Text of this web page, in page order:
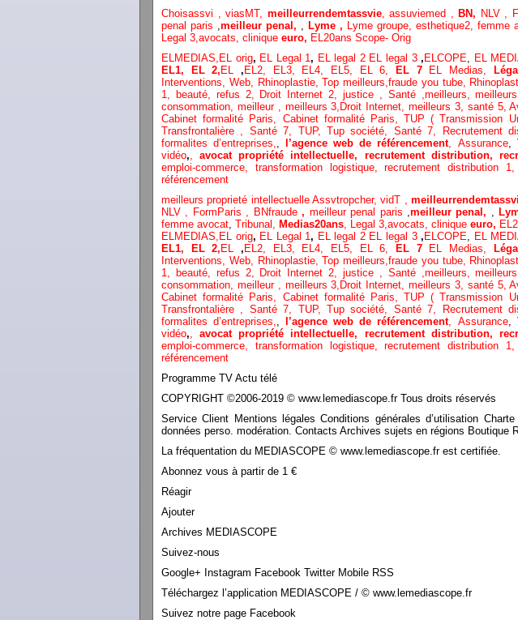
Choisassvi ,viasMT, meilleurrendemtassvie,assuviemed , BN, NLV ,
penal paris ,meilleur penal, , Lyme , Lyme groupe, esthetique2, femme
Legal 3,avocats, clinique euro, EL20ans Scope- Orig
ELMEDIAS, EL orig, EL Legal 1, EL legal 2 EL legal 3, ELCOPE, EL
EL1,
EL 2, EL , EL2, EL3, EL4, EL5, EL 6, EL 7 EL Medias, Légal
Interventions, Web, Rhinoplastie,Top meilleurs,fraude you tube,
1, beauté, refus 2, Droit Internet 2, justice, Santé ,meilleurs,meilleurs
consommation, meilleur , meilleurs 3, Droit Internet,meilleurs 3, santé 5,
Cabinet formalité Paris, Cabinet formalité Paris,TUP ( Transmission
Transfrontalière , Santé 7, TUP, Tup société, Santé 7, Recrutement
formalites d’entreprises,, l’agence web de référencement, Assurance,
vidéo,,avocat propriété intellectuelle, recrutement distribution,
emploi-commerce, transformation logistique,recrutement distribution 1,
référencement
meilleurs proprieté intellectuelle Assvtropcher,vidT ,
NLV , FormParis , BNfraude, meilleur penal paris ,meilleur penal, ,
femme avocat, Tribunal, Medias20ans, Legal 3,avocats, clinique euro,
ELMEDIAS, EL orig, EL Legal 1, EL legal 2 EL legal 3, ELCOPE, EL
EL1,
EL 2, EL , EL2, EL3, EL4, EL5, EL 6, EL 7 EL Medias, Légal
Interventions, Web, Rhinoplastie,Top meilleurs,fraude you tube,
1, beauté, refus 2, Droit Internet 2, justice, Santé ,meilleurs,meilleurs
consommation, meilleur , meilleurs 3, Droit Internet,meilleurs 3, santé 5,
Cabinet formalité Paris, Cabinet formalité Paris,TUP ( Transmission
Transfrontalière , Santé 7, TUP, Tup société, Santé 7, Recrutement
formalites d’entreprises,, l’agence web de référencement, Assurance,
vidéo,,avocat propriété intellectuelle, recrutement distribution,
emploi-commerce, transformation logistique,recrutement distribution 1,
référencement
Programme TV Actu télé
COPYRIGHT ©2006-2019 © www.lemediascope.fr Tous droits réservés
Service Client Mentions légales Conditions générales d’utilisation
données perso. modération. Contacts Archives sujets en régions Boutique
La fréquentation du MEDIASCOPE © www.lemediascope.fr est certifiée.
Abonnez vous à partir de 1 €
Réagir
Ajouter
Archives MEDIASCOPE
Suivez-nous
Google+ Instagram Facebook Twitter Mobile RSS
Téléchargez l’application MEDIASCOPE / © www.lemediascope.fr
Suivez notre page Facebook